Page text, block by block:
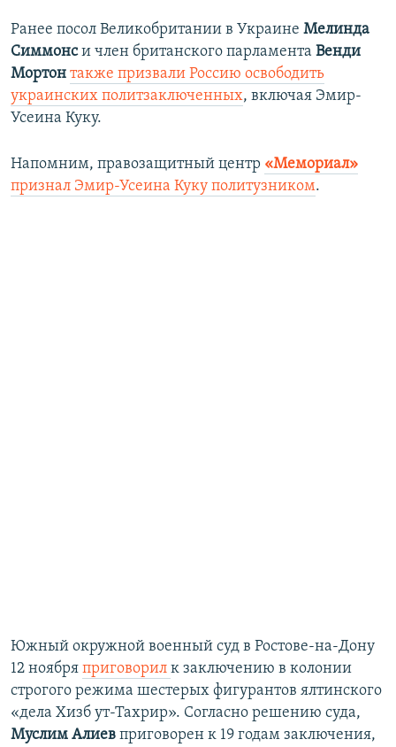
Ранее посол Великобритании в Украине Мелинда
Симмонси член британского парламента Венди
Мортон также призвали Россию освободить
украинских политзаключенных, включая Эмир-
Усеина Куку.
Напомним, правозащитный центр «Мемориал»
признал Эмир-Усеина Куку политузником.
Южный окружной военный суд в Ростове-на-Дону
12 ноября приговорил к заключению в колонии
строгого режима шестерых фигурантов ялтинского
«дела Хизб ут-Тахрир». Согласно решению суда,
Муслим Алиев приговорен к 19 годам заключения,